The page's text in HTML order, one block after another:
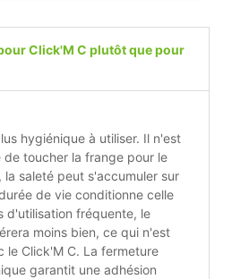
Click'M C plutôt que pour
hygiénique à utiliser. Il n'est
de toucher la frange pour le
la saleté peut s'accumuler sur
de vie conditionne celle
d'utilisation fréquente, le
moins bien, ce qui n'est
le Click'M C. La fermeture
garantit une adhésion